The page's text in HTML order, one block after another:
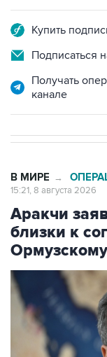
Купить
Подписаться
Получать
канале
В МИРЕ →
15:21, 8 августа 2026
Аракчи
близки к